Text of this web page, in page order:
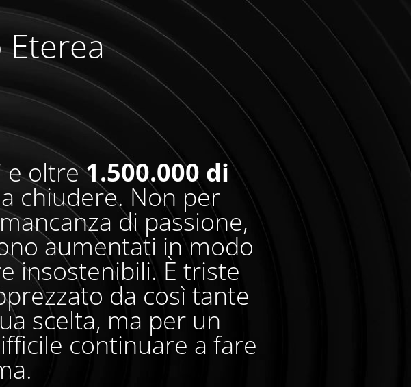
Eterea
e oltre1.500.000 di
chiudere. Non per
di passione,
aumentati in modo
insostenibili. È triste
da così tante
scelta, ma per un
continuare a fare